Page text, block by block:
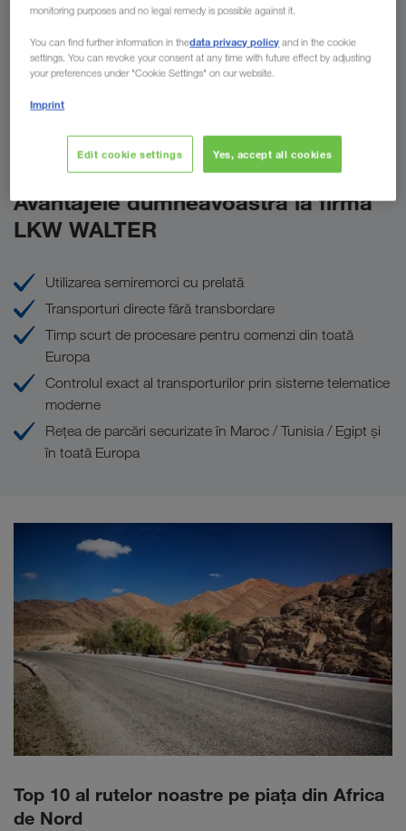
Spre
Țara
Trimiteți solicitarea dumneavoastră acum
Avantajele dumneavoastră la firma
LKW WALTER
Utilizarea semiremorci cu prelată
Transporturi directe fără transbordare
Timp scurt de procesare pentru comenzi din toată
Europa
Controlul exact al transporturilor prin sisteme telematice
moderne
Reţea de parcări securizate în Maroc / Tunisia / Egipt şi
în toată Europa
Top 10 al rutelor noastre pe piaţa din Africa
de Nord
monitoring purposes and no legal remedy is possible against it.
You can find further information in thedata privacy policy and in the cookie
settings. You can revoke your consent at any time with future effect by adjusting
your preferences under "Cookie Settings" on our website.
Imprint
Edit cookie settings Yes, accept all cookies